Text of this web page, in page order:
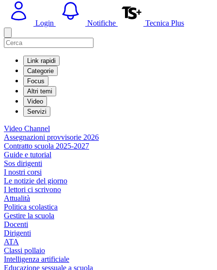
Login Notifiche Tecnica Plus
Link rapidi
Categorie
Focus
Altri temi
Video
Servizi
Video Channel
Assegnazioni provvisorie 2026
Contratto scuola 2025-2027
Guide e tutorial
Sos dirigenti
I nostri corsi
Le notizie del giorno
I lettori ci scrivono
Attualità
Politica scolastica
Gestire la scuola
Docenti
Dirigenti
ATA
Classi pollaio
Intelligenza artificiale
Educazione sessuale a scuola